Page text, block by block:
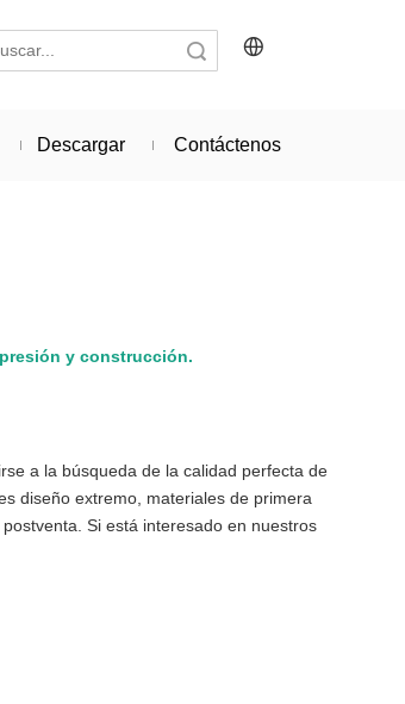
Descargar Contáctenos
y construcción.
a la búsqueda de la calidad perfecta de
diseño extremo, materiales de primera
Si está interesado en nuestros